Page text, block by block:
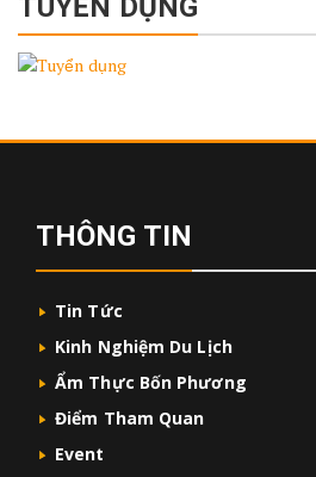
THÔNG TIN
Tin Tức
Kinh Nghiệm Du Lịch
Ẩm Thực Bốn Phương
Điểm Tham Quan
Event